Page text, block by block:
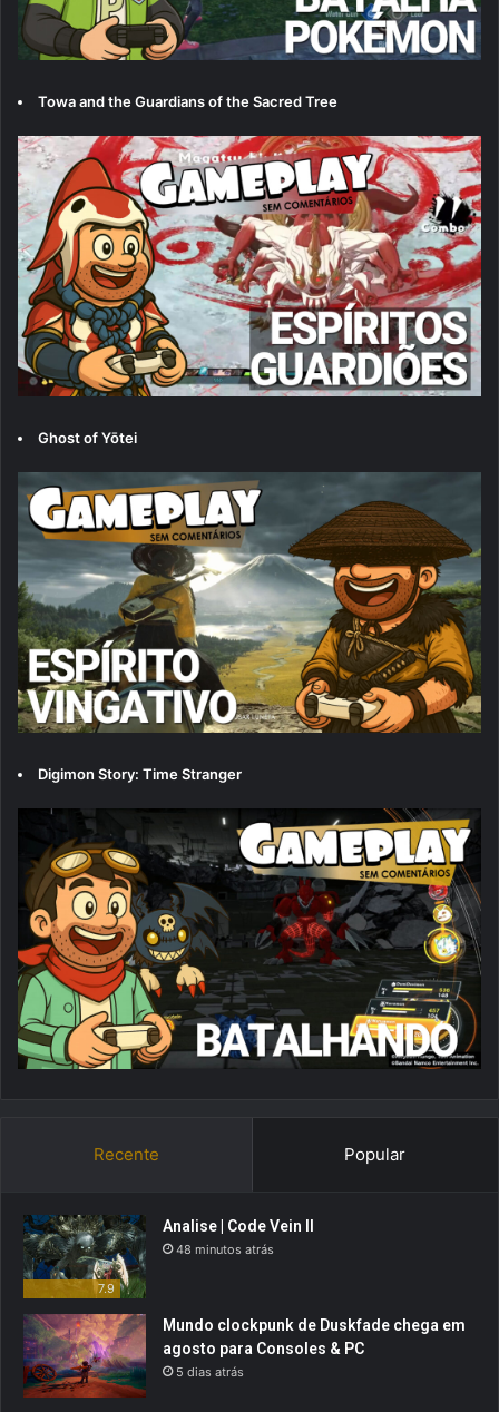
Towa and the Guardians of the Sacred Tree
Ghost of Yōtei
Digimon Story: Time Stranger
Recente Popular
7.9
Analise | Code Vein II
48 minutos atrás
Mundo clockpunk de Duskfade chega em
agosto para Consoles & PC
5 dias atrás